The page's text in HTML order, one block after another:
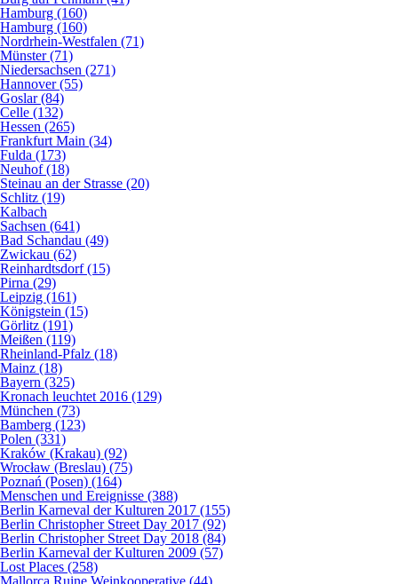
Hamburg (160)
Hamburg (160)
Nordrhein-Westfalen (71)
Münster (71)
Niedersachsen (271)
Hannover (55)
Goslar (84)
Celle (132)
Hessen (265)
Frankfurt Main (34)
Fulda (173)
Neuhof (18)
Steinau an der Strasse (20)
Schlitz (19)
Kalbach
Sachsen (641)
Bad Schandau (49)
Zwickau (62)
Reinhardtsdorf (15)
Pirna (29)
Leipzig (161)
Königstein (15)
Görlitz (191)
Meißen (119)
Rheinland-Pfalz (18)
Mainz (18)
Bayern (325)
Kronach leuchtet 2016 (129)
München (73)
Bamberg (123)
Polen (331)
Kraków (Krakau) (92)
Wrocław (Breslau) (75)
Poznań (Posen) (164)
Menschen und Ereignisse (388)
Berlin Karneval der Kulturen 2017 (155)
Berlin Christopher Street Day 2017 (92)
Berlin Christopher Street Day 2018 (84)
Berlin Karneval der Kulturen 2009 (57)
Lost Places (258)
Mallorca Ruine Weinkooperative (44)